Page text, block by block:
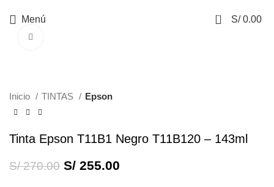
Menú 0 S/0.00
Inicio TINTAS Epson
Tinta Epson T11B1 Negro T11B120 – 143ml
S/270.00 S/ 255.00